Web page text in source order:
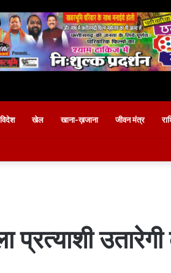
विदेश खेल खाना-ख़जाना जीवन मंत्र
प्रत्याशी